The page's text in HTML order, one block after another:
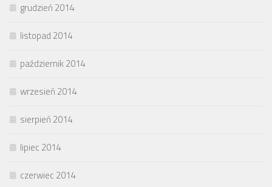
grudzień 2014
listopad 2014
październik 2014
wrzesień 2014
sierpień 2014
lipiec 2014
czerwiec 2014